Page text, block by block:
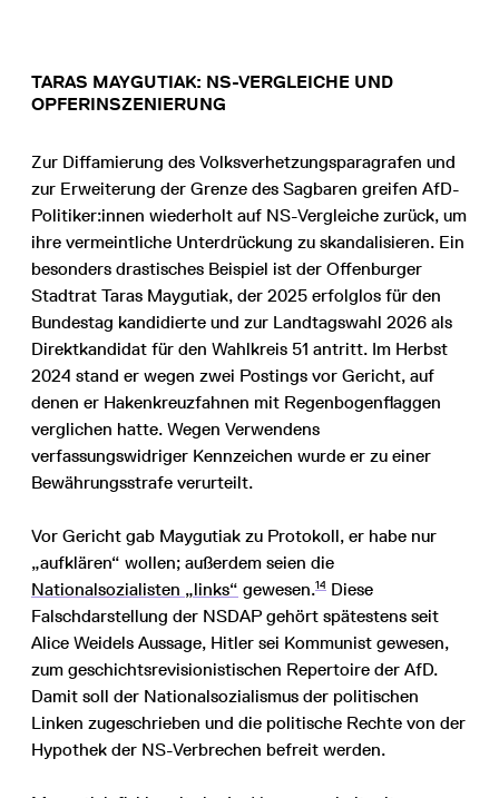
TARAS MAYGUTIAK: NS-VERGLEICHE UND
OPFERINSZENIERUNG
Zur Diffamierung des Volksverhetzungsparagrafen und
zur Erweiterung der Grenze des Sagbaren greifen AfD-
Politiker:innen wiederholt auf NS-Vergleiche zurück, um
ihre vermeintliche Unterdrückung zu skandalisieren. Ein
besonders drastisches Beispiel ist der Offenburger
Stadtrat Taras Maygutiak, der 2025 erfolglos für den
Bundestag kandidierte und zur Landtagswahl 2026 als
Direktkandidat für den Wahlkreis 51 antritt. Im Herbst
2024 stand er wegen zwei Postings vor Gericht, auf
denen er Hakenkreuzfahnen mit Regenbogenflaggen
verglichen hatte. Wegen Verwendens
verfassungswidriger Kennzeichen wurde er zu einer
Bewährungsstrafe verurteilt.
Vor Gericht gab Maygutiak zu Protokoll, er habe nur
„aufklären“ wollen; außerdem seien die
Nationalsozialisten „links“ gewesen.14 Diese
Falschdarstellung der NSDAP gehört spätestens seit
Alice Weidels Aussage, Hitler sei Kommunist gewesen,
zum geschichtsrevisionistischen Repertoire der AfD.
Damit soll der Nationalsozialismus der politischen
Linken zugeschrieben und die politische Rechte von der
Hypothek der NS-Verbrechen befreit werden.